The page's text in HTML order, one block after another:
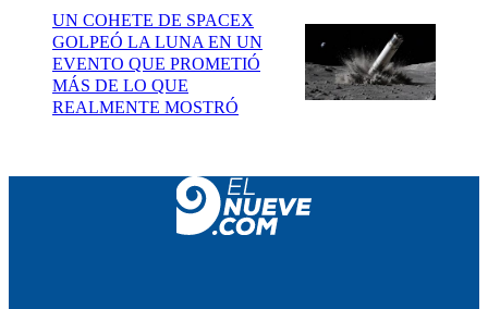
UN COHETE DE SPACEX
GOLPEÓ LA LUNA EN UN
EVENTO QUE PROMETIÓ
MÁS DE LO QUE
REALMENTE MOSTRÓ